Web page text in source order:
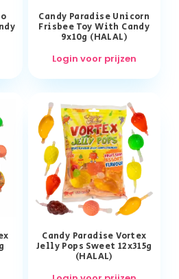
Candy Paradise Unicorn
Frisbee Toy With Candy
9x10g (HALAL)
Login voor prijzen
Candy Paradise Vortex
Jelly Pops Sweet 12x315g
(HALAL)